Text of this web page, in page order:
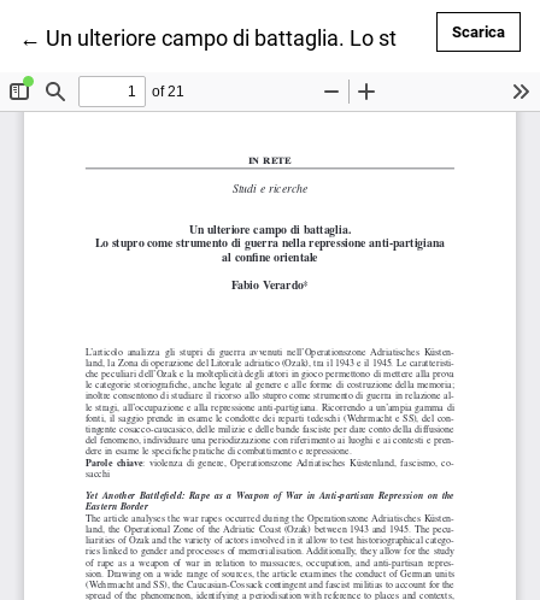
← Ritorna ai dettagli dell'articolo
Un ulteriore campo di battaglia. Lo stupro come
Scarica